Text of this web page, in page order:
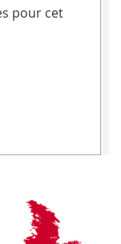
pour cet